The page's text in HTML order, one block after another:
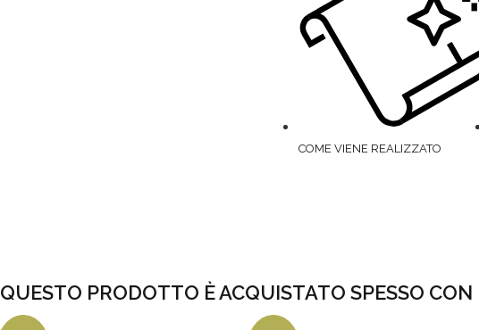
COME VIENE REALIZZATO
QUESTO PRODOTTO È ACQUISTATO SPESSO CON